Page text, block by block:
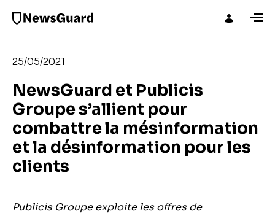
25/05/2021
NewsGuard et Publicis
Groupe s’allient pour
combattre la mésinformation
et la désinformation pour les
clients
Publicis Groupe exploite les offres de